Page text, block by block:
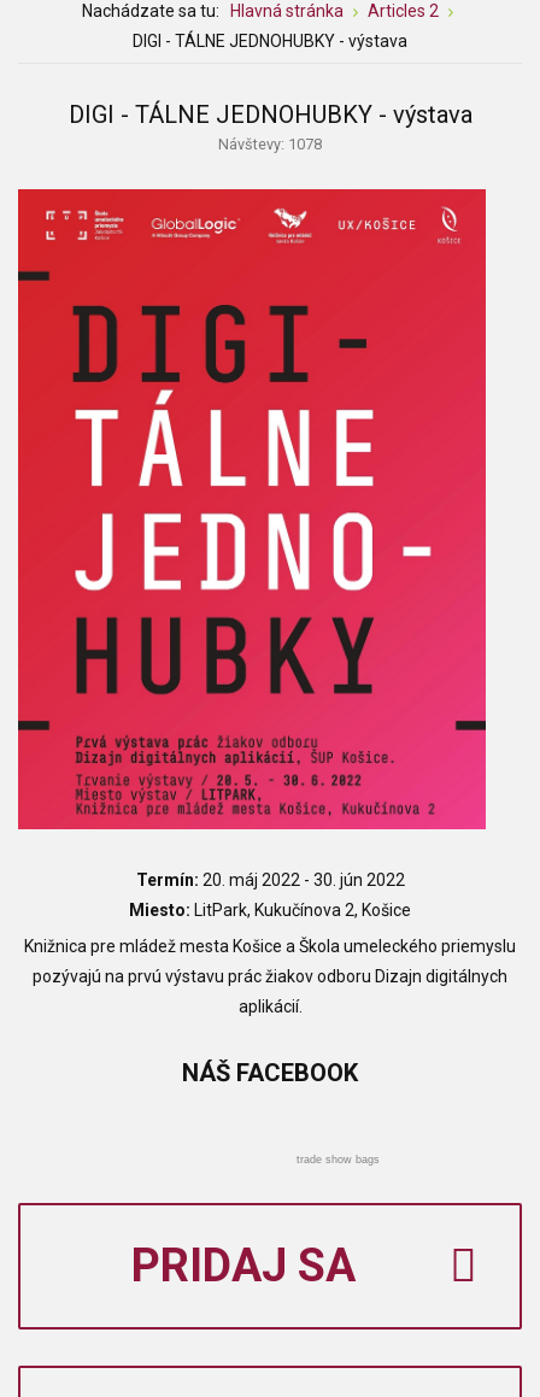
Nachádzate sa tu: Hlavná stránka
Articles 2
DIGI - TÁLNE JEDNOHUBKY - výstava
DIGI - TÁLNE JEDNOHUBKY - výstava
Návštevy: 1078
Termín: 20. máj 2022 - 30. jún 2022
Miesto: LitPark, Kukučínova 2, Košice
Knižnica pre mládež mesta Košice a Škola umeleckého priemyslu
pozývajú na prvú výstavu prác žiakov odboru Dizajn digitálnych
aplikácií.
NÁŠ FACEBOOK
trade show bags
PRIDAJ SA